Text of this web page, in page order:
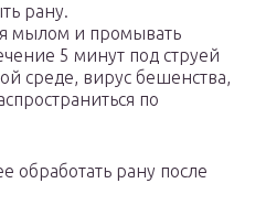
рану.
мылом и промывать
5 минут под струей
среде, вирус бешенства,
по
обработать рану после